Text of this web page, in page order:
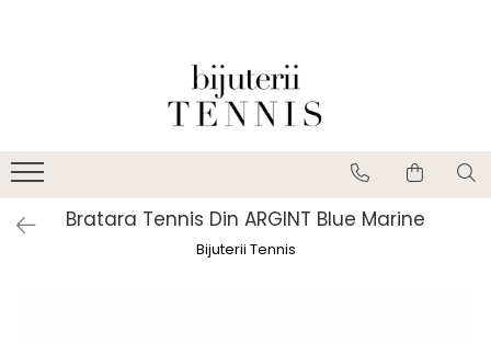
Bratara Tennis Din ARGINT Blue Marine
Bijuterii Tennis